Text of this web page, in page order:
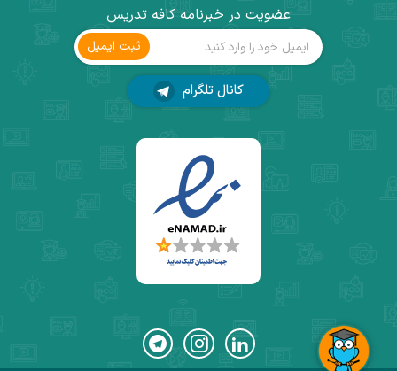
عضویت در خبرنامه کافه تدریس
ثبت ‌ایمیل
کانال تلگرام